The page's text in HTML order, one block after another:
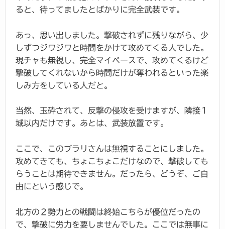
ると、待ってましたとばかりに完全武装です。
あっ、思い出しました。撃破されずに残りながら、少
しずつジワジワと時間をかけて攻めてくる人でした。
現チャも無視し、完全マイペースで、攻めてくるけど
撃破してくれないから時間だけが奪われるといった楽
しみ方をしている人だと。
当然、玉砕されて、反撃の侵攻を受けますが、隣接１
城以内だけです。あとは、武装放置です。
ここで、このブラリさんは無視することにしました。
攻めてきても、ちょこちょこだけなので、撃破しても
らうことは期待できません。だったら、どうぞ、ご自
由にという感じで。
北方の２勢力との戦闘は終始こちらが優位だったの
で、撃破に労力を要しませんでした。ここでは無事に